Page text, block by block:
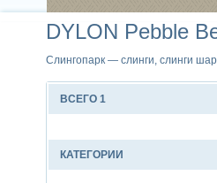
DYLON Pebble
Слингопарк — слинги, слинги
ВСЕГО 1
КАТЕГОРИИ